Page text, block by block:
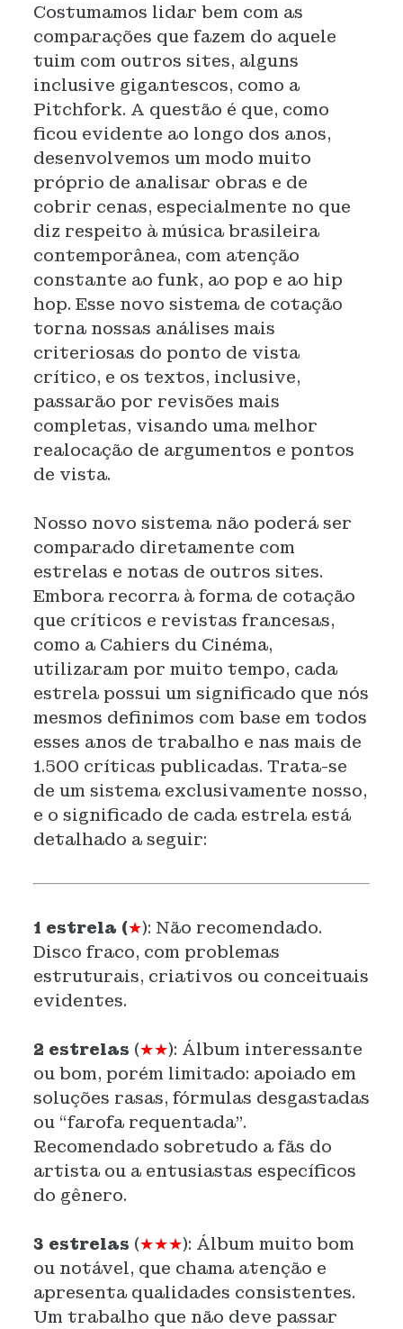
Costumamos lidar bem com as
comparações que fazem do aquele
tuim com outros sites, alguns
inclusive gigantescos, como a
Pitchfork. A questão é que, como
ficou evidente ao longo dos anos,
desenvolvemos um modo muito
próprio de analisar obras e de
cobrir cenas, especialmente no que
diz respeito à música brasileira
contemporânea, com atenção
constante ao funk, ao pop e ao hip
hop. Esse novo sistema de cotação
torna nossas análises mais
criteriosas do ponto de vista
crítico, e os textos, inclusive,
passarão por revisões mais
completas, visando uma melhor
realocação de argumentos e pontos
de vista.
Nosso novo sistema não poderá ser
comparado diretamente com
estrelas e notas de outros sites.
Embora recorra à forma de cotação
que críticos e revistas francesas,
como a Cahiers du Cinéma,
utilizaram por muito tempo, cada
estrela possui um significado que nós
mesmos definimos com base em todos
esses anos de trabalho e nas mais de
1.500 críticas publicadas. Trata-se
de um sistema exclusivamente nosso,
e o significado de cada estrela está
detalhado a seguir:
1 estrela (★): Não recomendado.
Disco fraco, com problemas
estruturais, criativos ou conceituais
evidentes.
2 estrelas (★★): Álbum interessante
ou bom, porém limitado: apoiado em
soluções rasas, fórmulas desgastadas
ou “farofa requentada”.
Recomendado sobretudo a fãs do
artista ou a entusiastas específicos
do gênero.
3 estrelas (★★★): Álbum muito bom
ou notável, que chama atenção e
apresenta qualidades consistentes.
Um trabalho que não deve passar